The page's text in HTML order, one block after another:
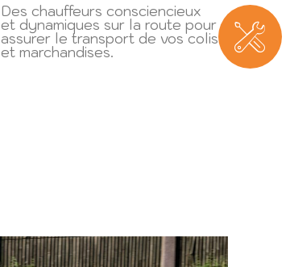
Des chauffeurs consciencieux
et dynamiques sur la route pour
assurer le transport de vos colis
et marchandises.